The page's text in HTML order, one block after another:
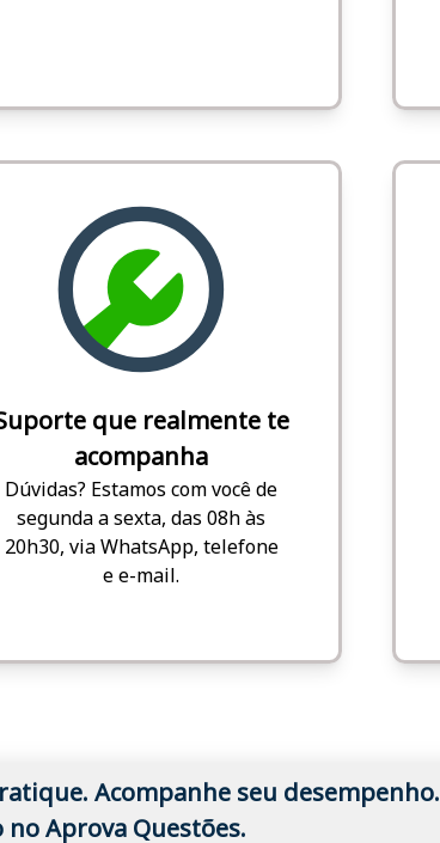
que realmente te
acompanha
Dúvidas? Estamos com você de
segunda a sexta, das 08h às
20h30, via WhatsApp, telefone
e e-mail.
Acompanhe seu desempenho.
no Aprova Questões.